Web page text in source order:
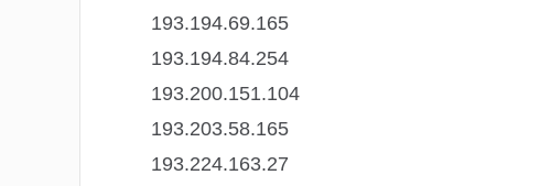
193.194.69.165
193.194.84.254
193.200.151.104
193.203.58.165
193.224.163.27